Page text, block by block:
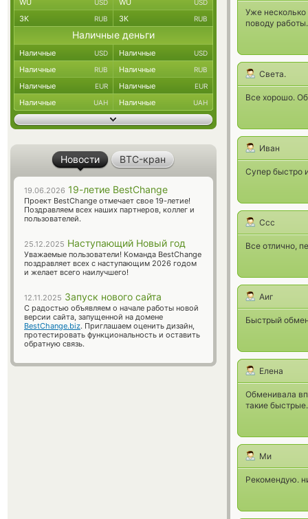
Уже несколько
поводу
Света.
Все хорошо.
Иван
Супер быстро
Ccc
Все отлично,
Аиг
Быстрый
Елена
Обменивала
такие
Ми
Рекомендую.
WU USD WU USD
ЗК RUB ЗК RUB
Наличные деньги
Наличные USD Наличные USD
Наличные RUB Наличные RUB
Наличные EUR Наличные EUR
Наличные UAH Наличные UAH
Новости BTC-кран
19.06.2026 19-летие BestChange
Проект BestChange отмечает свое 19-летие!
Поздравляем всех наших партнеров, коллег и
пользователей.
25.12.2025 Наступающий Новый год
Уважаемые пользователи! Команда BestChange
поздравляет всех с наступающим 2026 годом
и желает всего наилучшего!
12.11.2025 Запуск нового сайта
С радостью объявляем о начале работы новой
версии сайта, запущенной на домене
BestChange.biz. Приглашаем оценить дизайн,
протестировать функциональность и оставить
обратную связь.